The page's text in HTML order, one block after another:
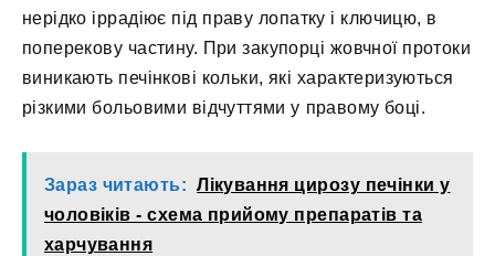
нерідко іррадіює під праву лопатку і ключицю, в
поперекову частину. При закупорці жовчної протоки
виникають печінкові кольки, які характеризуються
різкими больовими відчуттями у правому боці.
Зараз читають: Лікування цирозу печінки у
чоловіків - схема прийому препаратів та
харчування